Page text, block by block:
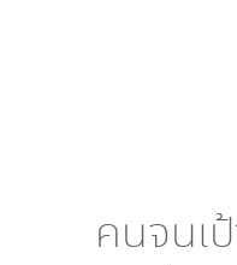
คนจนเ